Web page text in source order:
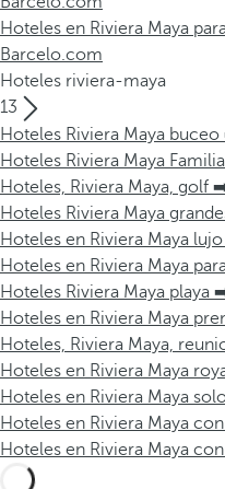
Hoteles en Riviera Maya
Barcelo.com
Hoteles riviera-maya
13
Hoteles Riviera Maya
Hoteles Riviera Maya
Hoteles, Riviera Maya, golf
Hoteles Riviera Maya
Hoteles en Riviera Maya
Hoteles en Riviera Maya
Hoteles Riviera Maya playa
Hoteles en Riviera Maya
Hoteles, Riviera Maya,
Hoteles en Riviera Maya
Hoteles en Riviera Maya
Hoteles en Riviera Maya
Hoteles en Riviera Maya